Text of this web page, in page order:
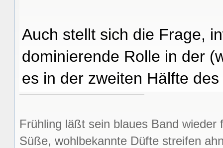
Auch stellt sich die Frage,
dominierende Rolle in der
es in der zweiten Hälfte
Frühling läßt sein blaues Band wieder
Süße, wohlbekannte Düfte streifen